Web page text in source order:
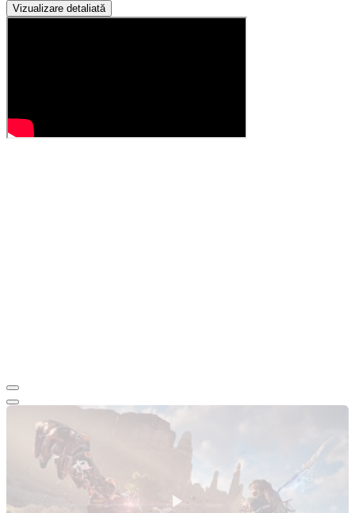
Vizualizare detaliată